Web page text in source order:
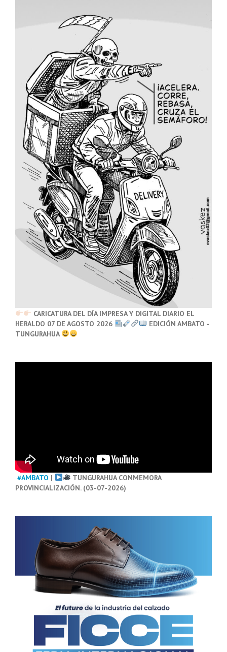
CARICATURA DEL DÍA IMPRESA Y DIGITAL DIARIO EL
HERALDO 07 DE AGOSTO 2026
EDICIÓN AMBATO -
TUNGURAHUA
#AMBATO |
TUNGURAHUA CONMEMORA
PROVINCIALIZACIÓN. (03-07-2026)